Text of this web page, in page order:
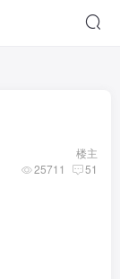
楼主
25711 51